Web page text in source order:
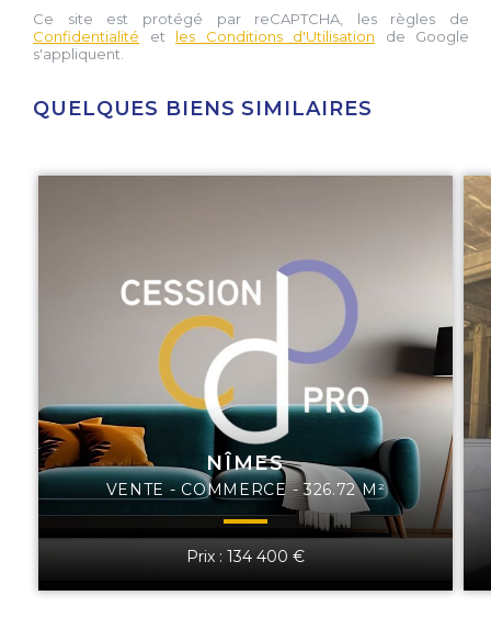
Ce site est protégé par reCAPTCHA, les règles de
Confidentialité et les Conditions d'Utilisation de Google
s'appliquent.
QUELQUES BIENS SIMILAIRES
NÎMES
VENTE - COMMERCE - 326.72 M²
Prix : 134 400 €